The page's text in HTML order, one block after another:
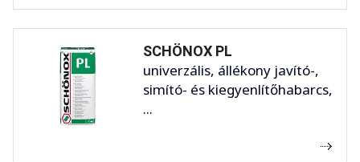
SCHÖNOX PL
univerzális, állékony javító-,
simító- és kiegyenlítőhabarcs,
...